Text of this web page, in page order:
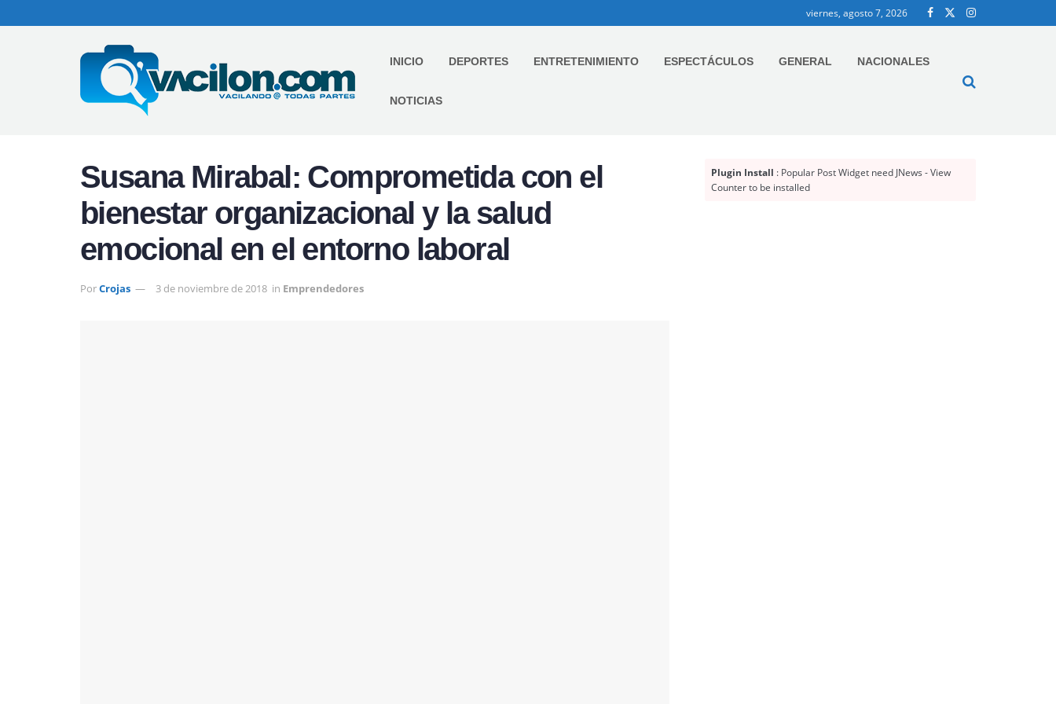
viernes, agosto 7, 2026
INICIO DEPORTES ENTRETENIMIENTO ESPECTÁCULOS GENERAL NACIONALES
NOTICIAS
Susana Mirabal: Comprometida con el
bienestar organizacional y la salud
emocional en el entorno laboral
PorCrojas 3 de noviembre de 2018 in Emprendedores
Plugin Install : Popular Post Widget need JNews - View
Counter to be installed